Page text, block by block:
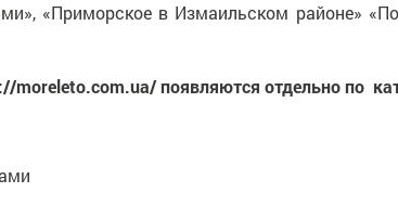
«Приморское в Измаильском районе»
moreleto.com.ua/ появляются отдельно по